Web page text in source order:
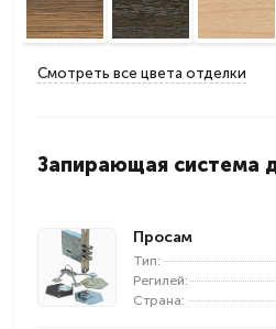
Смотреть все цвета отделки
Запирающая система
Просам
Тип:
Регилей:
Страна: